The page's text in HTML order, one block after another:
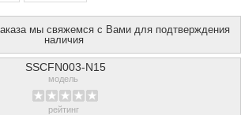
мы свяжемся с Вами для подтверждения
наличия
SSCFN003-N15
модель
рейтинг